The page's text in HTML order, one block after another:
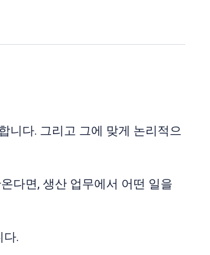
니다. 그리고 그에 맞게 논리적으
다면, 생산 업무에서 어떤 일을
다.